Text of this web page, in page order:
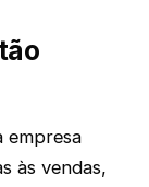
empresa
às vendas,